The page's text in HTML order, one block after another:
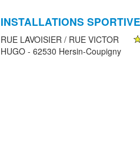
INSTALLATIONS
RUE LAVOISIER / RUE VICTOR
HUGO - 62530 Hersin-Coupigny